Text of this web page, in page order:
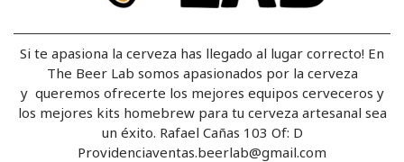
Si te apasiona la cerveza has llegado al lugar correcto! En
The Beer Lab somos apasionados por la cerveza
y queremos ofrecerte los mejores equipos cerveceros y
los mejores kits homebrew para tu cerveza artesanal sea
un éxito. Rafael Cañas 103 Of: D
Providenciaventas.beerlab@gmail.com